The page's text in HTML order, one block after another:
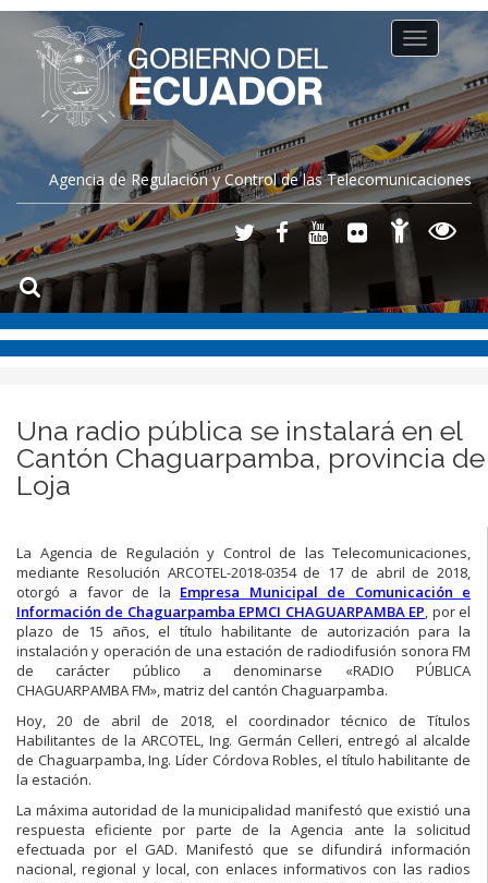
Agencia de Regulación y Control de las Telecomunicaciones
Toggle
navigation
Una radio pública se instalará en el
Cantón Chaguarpamba, provincia de
Loja
La Agencia de Regulación y Control de las Telecomunicaciones,
mediante Resolución ARCOTEL-2018-0354 de 17 de abril de 2018,
otorgó a favor de la Empresa Municipal de Comunicación e
Información de Chaguarpamba EPMCI CHAGUARPAMBA EP, por el
plazo de 15 años, el título habilitante de autorización para la
instalación y operación de una estación de radiodifusión sonora FM
de carácter público a denominarse «RADIO PÚBLICA
CHAGUARPAMBA FM», matriz del cantón Chaguarpamba.
Hoy, 20 de abril de 2018, el coordinador técnico de Títulos
Habilitantes de la ARCOTEL, Ing. Germán Celleri, entregó al alcalde
de Chaguarpamba, Ing. Líder Córdova Robles, el título habilitante de
la estación.
La máxima autoridad de la municipalidad manifestó que existió una
respuesta eficiente por parte de la Agencia ante la solicitud
efectuada por el GAD. Manifestó que se difundirá información
nacional, regional y local, con enlaces informativos con las radios